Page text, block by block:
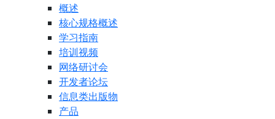
概述
核心规格概述
学习指南
培训视频
网络研讨会
开发者论坛
信息类出版物
产品